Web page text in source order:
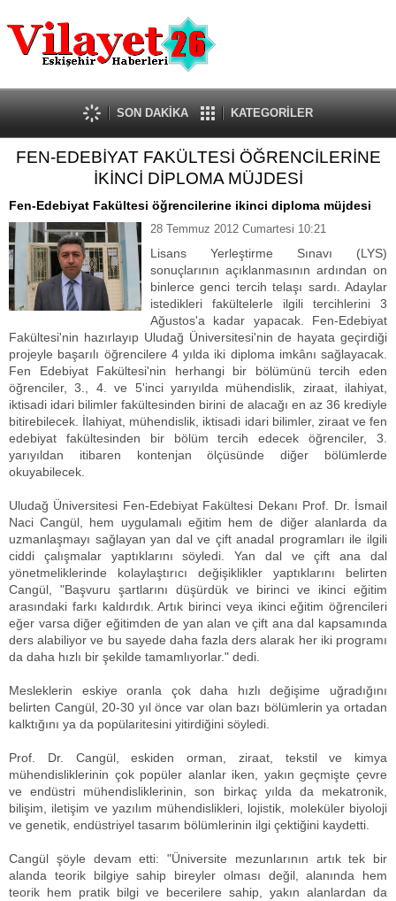
Güncel
Ekonomi
Politika
Eğitim
Spor
Kültür-Sanat
Röportaj
Tanıtım Yazısı
SON DAKİKA KATEGORİLER
FEN-EDEBİYAT FAKÜLTESİ ÖĞRENCİLERİNE
İKİNCİ DİPLOMA MÜJDESİ
Fen-Edebiyat Fakültesi öğrencilerine ikinci diploma müjdesi
28 Temmuz 2012 Cumartesi 10:21
Lisans Yerleştirme Sınavı (LYS)
sonuçlarının açıklanmasının ardından on
binlerce genci tercih telaşı sardı. Adaylar
istedikleri fakültelerle ilgili tercihlerini 3
Ağustos'a kadar yapacak. Fen-Edebiyat
Fakültesi'nin hazırlayıp Uludağ Üniversitesi'nin de hayata geçirdiği
projeyle başarılı öğrencilere 4 yılda iki diploma imkânı sağlayacak.
Fen Edebiyat Fakültesi'nin herhangi bir bölümünü tercih eden
öğrenciler, 3., 4. ve 5'inci yarıyılda mühendislik, ziraat, ilahiyat,
iktisadi idari bilimler fakültesinden birini de alacağı en az 36 krediyle
bitirebilecek. İlahiyat, mühendislik, iktisadi idari bilimler, ziraat ve fen
edebiyat fakültesinden bir bölüm tercih edecek öğrenciler, 3.
yarıyıldan itibaren kontenjan ölçüsünde diğer bölümlerde
okuyabilecek.
Uludağ Üniversitesi Fen-Edebiyat Fakültesi Dekanı Prof. Dr. İsmail
Naci Cangül, hem uygulamalı eğitim hem de diğer alanlarda da
uzmanlaşmayı sağlayan yan dal ve çift anadal programları ile ilgili
ciddi çalışmalar yaptıklarını söyledi. Yan dal ve çift ana dal
yönetmeliklerinde kolaylaştırıcı değişiklikler yaptıklarını belirten
Cangül, "Başvuru şartlarını düşürdük ve birinci ve ikinci eğitim
arasındaki farkı kaldırdık. Artık birinci veya ikinci eğitim öğrencileri
eğer varsa diğer eğitimden de yan alan ve çift ana dal kapsamında
ders alabiliyor ve bu sayede daha fazla ders alarak her iki programı
da daha hızlı bir şekilde tamamlıyorlar." dedi.
Mesleklerin eskiye oranla çok daha hızlı değişime uğradığını
belirten Cangül, 20-30 yıl önce var olan bazı bölümlerin ya ortadan
kalktığını ya da popülaritesini yitirdiğini söyledi.
Prof. Dr. Cangül, eskiden orman, ziraat, tekstil ve kimya
mühendisliklerinin çok popüler alanlar iken, yakın geçmişte çevre
ve endüstri mühendisliklerinin, son birkaç yılda da mekatronik,
bilişim, iletişim ve yazılım mühendislikleri, lojistik, moleküler biyoloji
ve genetik, endüstriyel tasarım bölümlerinin ilgi çektiğini kaydetti.
Cangül şöyle devam etti: "Üniversite mezunlarının artık tek bir
alanda teorik bilgiye sahip bireyler olması değil, alanında hem
teorik hem pratik bilgi ve becerilere sahip, yakın alanlardan da